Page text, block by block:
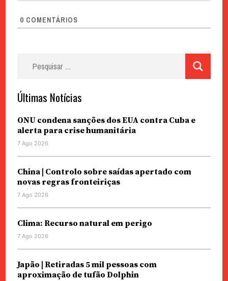
0 COMENTÁRIOS
Últimas Notícias
ONU condena sanções dos EUA contra Cuba e
alerta para crise humanitária
7 Ago 2026
China | Controlo sobre saídas apertado com
novas regras fronteiriças
7 Ago 2026
Clima: Recurso natural em perigo
7 Ago 2026
Japão | Retiradas 5 mil pessoas com
aproximação de tufão Dolphin